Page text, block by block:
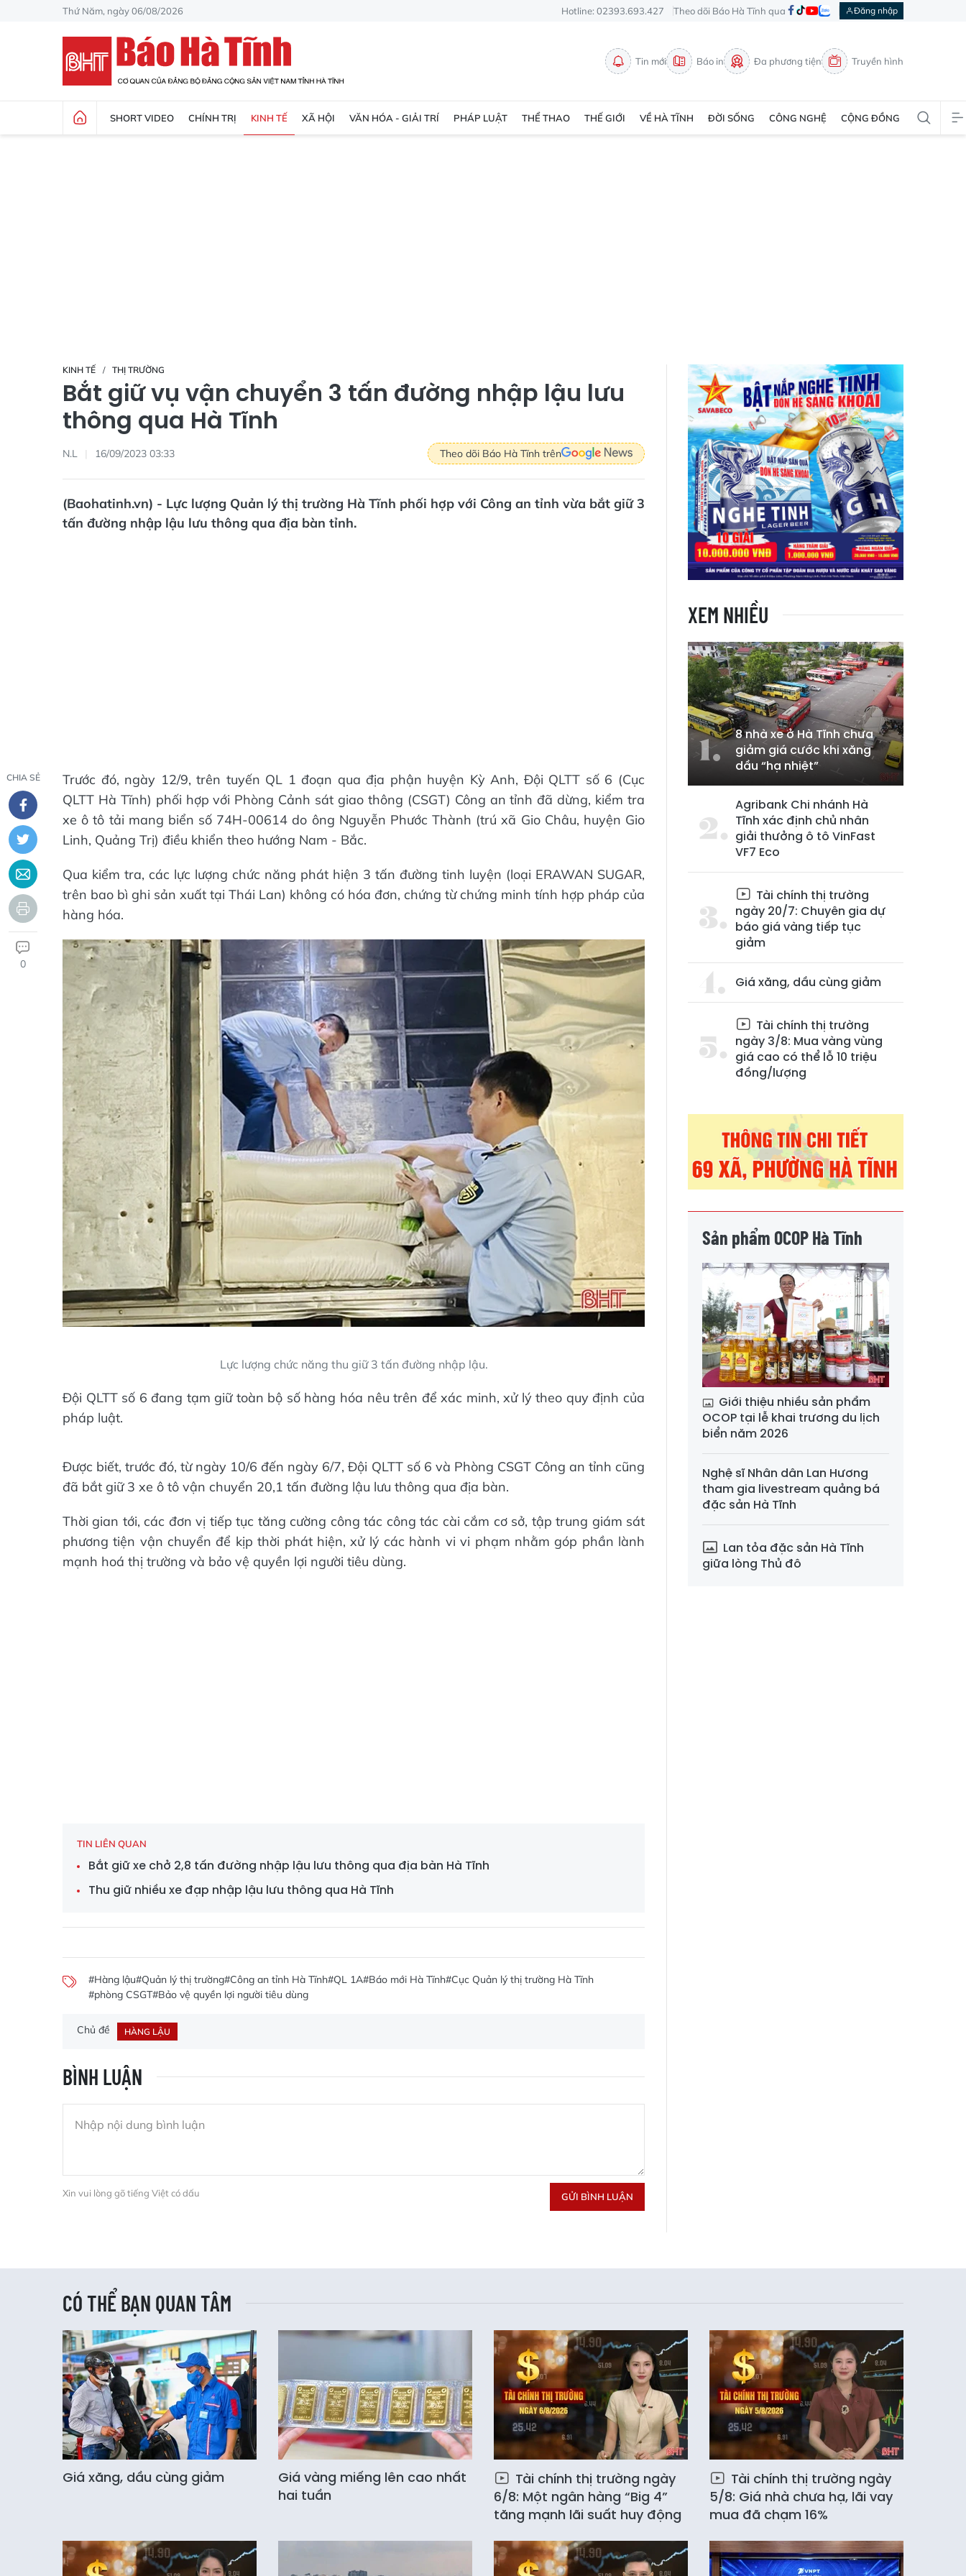
Thứ Năm, ngày 06/08/2026 Hotline: 02393.693.427 Theo dõi Báo Hà Tĩnh qua Đăng nhập
Tin mới Báo in Đa phương tiện Truyền hình
SHORT VIDEO CHÍNH TRỊ KINH TẾ XÃ HỘI VĂN HÓA - GIẢI TRÍ PHÁP LUẬT THỂ THAO THẾ GIỚI VỀ HÀ TĨNH ĐỜI SỐNG CÔNG NGHỆ CỘNG ĐỒNG
KINH TẾ THỊ TRƯỜNG
Bắt giữ vụ vận chuyển 3 tấn đường nhập lậu lưu
thông qua Hà Tĩnh
N.L 16/09/2023 03:33 Theo dõi Báo Hà Tĩnh trên
(Baohatinh.vn) - Lực lượng Quản lý thị trường Hà Tĩnh phối hợp với Công an tỉnh vừa bắt giữ 3
tấn đường nhập lậu lưu thông qua địa bàn tỉnh.
CHIA SẺ
0
Trước đó, ngày 12/9, trên tuyến QL 1 đoạn qua địa phận huyện Kỳ Anh, Đội QLTT số 6 (Cục
QLTT Hà Tĩnh) phối hợp với Phòng Cảnh sát giao thông (CSGT) Công an tỉnh đã dừng, kiểm tra
xe ô tô tải mang biển số 74H-00614 do ông Nguyễn Phước Thành (trú xã Gio Châu, huyện Gio
Linh, Quảng Trị) điều khiển theo hướng Nam - Bắc.
Qua kiểm tra, các lực lượng chức năng phát hiện 3 tấn đường tinh luyện (loại ERAWAN SUGAR,
trên bao bì ghi sản xuất tại Thái Lan) không có hóa đơn, chứng từ chứng minh tính hợp pháp của
hàng hóa.
Lực lượng chức năng thu giữ 3 tấn đường nhập lậu.
Đội QLTT số 6 đang tạm giữ toàn bộ số hàng hóa nêu trên để xác minh, xử lý theo quy định của
pháp luật.
Được biết, trước đó, từ ngày 10/6 đến ngày 6/7, Đội QLTT số 6 và Phòng CSGT Công an tỉnh cũng
đã bắt giữ 3 xe ô tô vận chuyển 20,1 tấn đường lậu lưu thông qua địa bàn.
Thời gian tới, các đơn vị tiếp tục tăng cường công tác công tác cài cắm cơ sở, tập trung giám sát
phương tiện vận chuyển để kịp thời phát hiện, xử lý các hành vi vi phạm nhằm góp phần lành
mạnh hoá thị trường và bảo vệ quyền lợi người tiêu dùng.
TIN LIÊN QUAN
Bắt giữ xe chở 2,8 tấn đường nhập lậu lưu thông qua địa bàn Hà Tĩnh
Thu giữ nhiều xe đạp nhập lậu lưu thông qua Hà Tĩnh
#Hàng lậu#Quản lý thị trường#Công an tỉnh Hà Tĩnh#QL 1A#Báo mới Hà Tĩnh#Cục Quản lý thị trường Hà Tĩnh
#phòng CSGT#Bảo vệ quyền lợi người tiêu dùng
Chủ đề HÀNG LẬU
BÌNH LUẬN
Xin vui lòng gõ tiếng Việt có dấu GỬI BÌNH LUẬN
XEM NHIỀU
8 nhà xe ở Hà Tĩnh chưa
giảm giá cước khi xăng
dầu “hạ nhiệt”
Agribank Chi nhánh Hà
Tĩnh xác định chủ nhân
giải thưởng ô tô VinFast
VF7 Eco
Tài chính thị trường
ngày 20/7: Chuyên gia dự
báo giá vàng tiếp tục
giảm
Giá xăng, dầu cùng giảm
Tài chính thị trường
ngày 3/8: Mua vàng vùng
giá cao có thể lỗ 10 triệu
đồng/lượng
Sản phẩm OCOP Hà Tĩnh
Giới thiệu nhiều sản phẩm
OCOP tại lễ khai trương du lịch
biển năm 2026
Nghệ sĩ Nhân dân Lan Hương
tham gia livestream quảng bá
đặc sản Hà Tĩnh
Lan tỏa đặc sản Hà Tĩnh
giữa lòng Thủ đô
CÓ THỂ BẠN QUAN TÂM
Giá xăng, dầu cùng giảm
Giá vàng miếng lên cao nhất
hai tuần
Tài chính thị trường ngày
6/8: Một ngân hàng “Big 4”
tăng mạnh lãi suất huy động
Tài chính thị trường ngày
5/8: Giá nhà chưa hạ, lãi vay
mua đã chạm 16%